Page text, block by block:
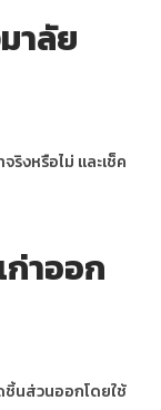
าลัย
งหรือไม่ และเช็ค
าออก
ชิ้นส่วนออกโดยใช้